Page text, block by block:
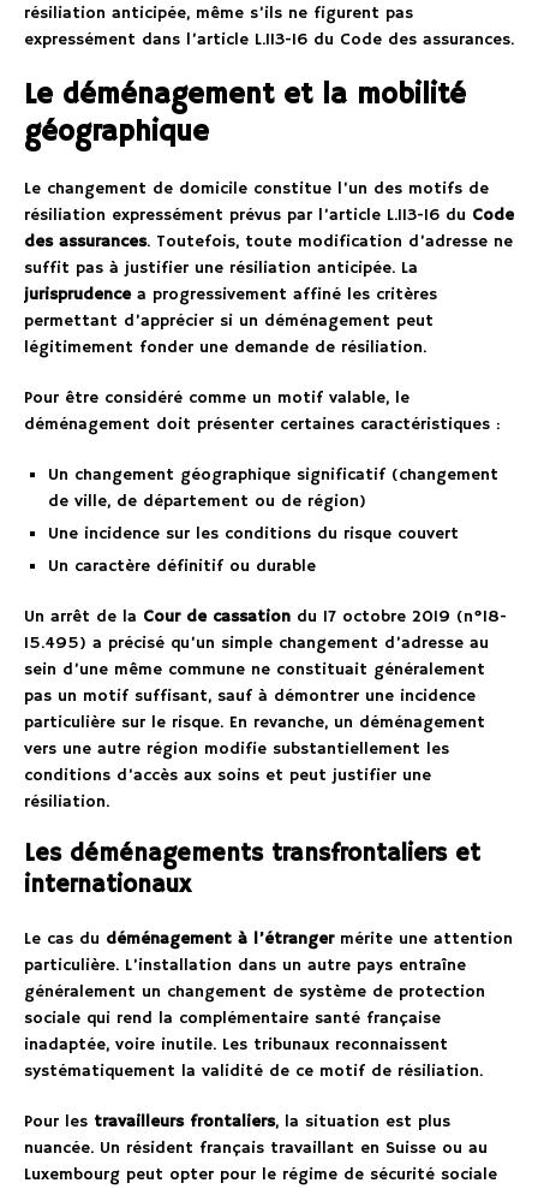
résiliation anticipée, même s’ils ne figurent pas
expressément dans l’article L.113-16 du Code des assurances.
Le déménagement et la mobilité
géographique
Le changement de domicile constitue l’un des motifs de
résiliation expressément prévus par l’article L.113-16 du Code
des assurances. Toutefois, toute modification d’adresse ne
suffit pas à justifier une résiliation anticipée. La
jurisprudencea progressivement affiné les critères
permettant d’apprécier si un déménagement peut
légitimement fonder une demande de résiliation.
Pour être considéré comme un motif valable, le
déménagement doit présenter certaines caractéristiques :
Un changement géographique significatif (changement
de ville, de département ou de région)
Une incidence sur les conditions du risque couvert
Un caractère définitif ou durable
Un arrêt de la Cour de cassation du 17 octobre 2019 (n°18-
15.495) a précisé qu’un simple changement d’adresse au
sein d’une même commune ne constituait généralement
pas un motif suffisant, sauf à démontrer une incidence
particulière sur le risque. En revanche, un déménagement
vers une autre région modifie substantiellement les
conditions d’accès aux soins et peut justifier une
résiliation.
Les déménagements transfrontaliers et
internationaux
Le cas du déménagement à l’étrangermérite une attention
particulière. L’installation dans un autre pays entraîne
généralement un changement de système de protection
sociale qui rend la complémentaire santé française
inadaptée, voire inutile. Les tribunaux reconnaissent
systématiquement la validité de ce motif de résiliation.
Pour les travailleurs frontaliers, la situation est plus
nuancée. Un résident français travaillant en Suisse ou au
Luxembourg peut opter pour le régime de sécurité sociale